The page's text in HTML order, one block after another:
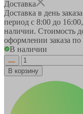
Доставка
Доставка в день
период с 8:00 до 16:00
наличии. Стоимость
оформлении заказа по
В наличии
В корзину